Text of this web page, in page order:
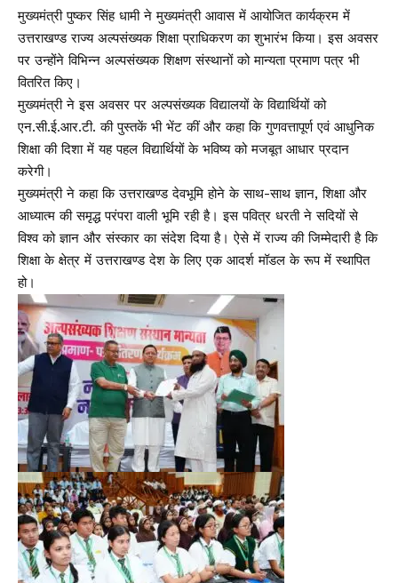
मुख्यमंत्री पुष्कर सिंह धामी ने मुख्यमंत्री आवास में आयोजित कार्यक्रम में
उत्तराखण्ड राज्य अल्पसंख्यक शिक्षा प्राधिकरण का शुभारंभ किया। इस अवसर
पर उन्होंने विभिन्न अल्पसंख्यक शिक्षण संस्थानों को मान्यता प्रमाण पत्र भी
वितरित किए।
मुख्यमंत्री ने इस अवसर पर अल्पसंख्यक विद्यालयों के विद्यार्थियों को
एन.सी.ई.आर.टी. की पुस्तकें भी भेंट कीं और कहा कि गुणवत्तापूर्ण एवं आधुनिक
शिक्षा की दिशा में यह पहल विद्यार्थियों के भविष्य को मजबूत आधार प्रदान
करेगी।
मुख्यमंत्री ने कहा कि उत्तराखण्ड देवभूमि होने के साथ-साथ ज्ञान, शिक्षा और
आध्यात्म की समृद्ध परंपरा वाली भूमि रही है। इस पवित्र धरती ने सदियों से
विश्व को ज्ञान और संस्कार का संदेश दिया है। ऐसे में राज्य की जिम्मेदारी है कि
शिक्षा के क्षेत्र में उत्तराखण्ड देश के लिए एक आदर्श मॉडल के रूप में स्थापित
हो।